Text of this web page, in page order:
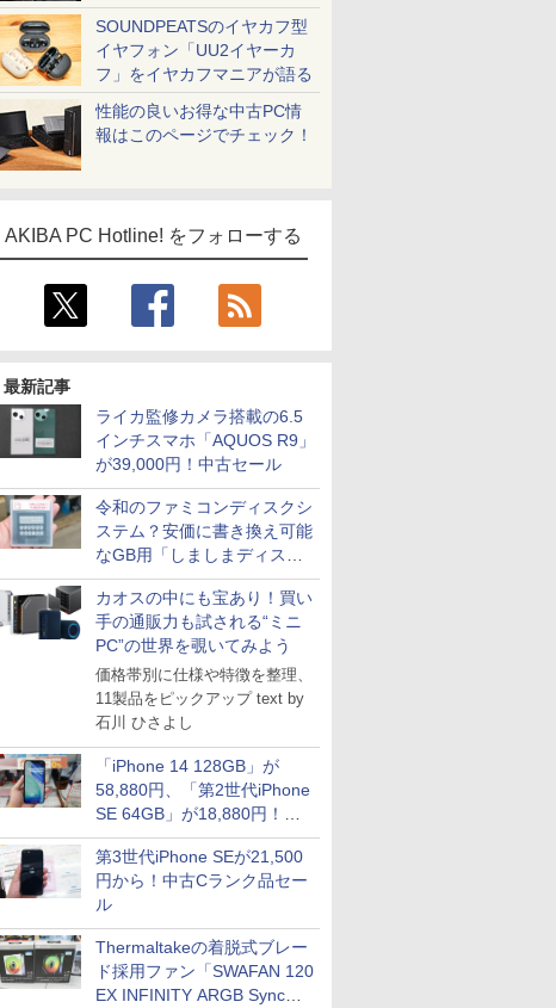
SOUNDPEATSのイヤカフ型
イヤフォン「UU2イヤーカ
フ」をイヤカフマニアが語る
性能の良いお得な中古PC情
報はこのページでチェック！
AKIBA PC Hotline! をフォローする
最新記事
ライカ監修カメラ搭載の6.5
インチスマホ「AQUOS R9」
が39,000円！中古セール
令和のファミコンディスクシ
ステム？安価に書き換え可能
なGB用「しましまディスク
システム」
カオスの中にも宝あり！買い
手の通販力も試される“ミニ
PC”の世界を覗いてみよう
価格帯別に仕様や特徴を整理、
11製品をピックアップ text by
石川 ひさよし
「iPhone 14 128GB」が
58,880円、「第2世代iPhone
SE 64GB」が18,880円！中
古Bランク品セール
第3世代iPhone SEが21,500
円から！中古Cランク品セー
ル
Thermaltakeの着脱式ブレー
ド採用ファン「SWAFAN 120
EX INFINITY ARGB Sync」